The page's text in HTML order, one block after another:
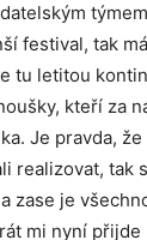
festival, tak
tu letitou
kteří za
Je pravda,
realizovat, tak
zase je
mi nyní přijde